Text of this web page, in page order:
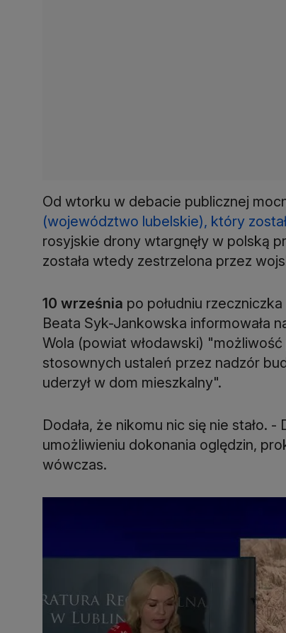
Od wtorku w debacie publicznej
(województwo lubelskie), który
rosyjskie drony wtargnęły w polską
została wtedy zestrzelona przez
10 września po południu
Beata Syk-Jankowska informowała
Wola (powiat włodawski)
stosownych ustaleń przez nadzór
uderzył w dom mieszkalny".
Dodała, że nikomu nic się nie stało.
umożliwieniu dokonania oględzin,
wówczas.